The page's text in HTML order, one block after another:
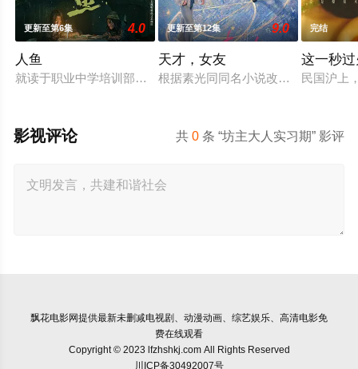
更新至第6集 4.0
人鱼
就读于职业中学培训部的花季女生苏琳（黄杨钿甜 饰），虽自
更新至第12集 9.0
天才，女友
根据素光同同名小说改编。江逾白长
完结
这一秒
民国沪上
共0 条 “坊主大人实习期” 影评
影视评论
飘花电影网提供最新未删减电视剧、动漫动画、综艺娱乐、高清电影免
费在线观看
Copyright © 2023 lfzhshkj.com All Rights Reserved
川ICP备30492007号